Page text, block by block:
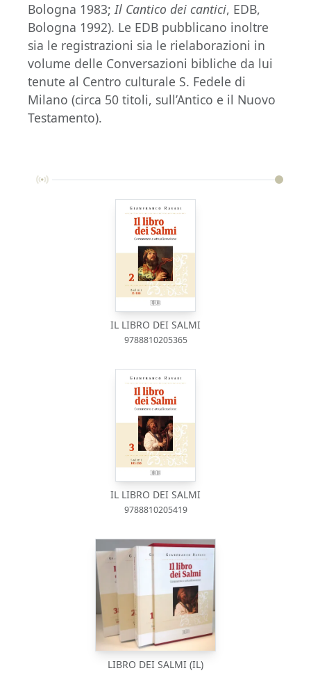
Bologna 1983;Il Cantico dei cantici, EDB,
Bologna 1992). Le EDB pubblicano inoltre
sia le registrazioni sia le rielaborazioni in
volume delle Conversazioni bibliche da lui
tenute al Centro culturale S. Fedele di
Milano (circa 50 titoli, sull’Antico e il Nuovo
Testamento).
IL LIBRO DEI SALMI
9788810205365
IL LIBRO DEI SALMI
9788810205419
LIBRO DEI SALMI (IL)